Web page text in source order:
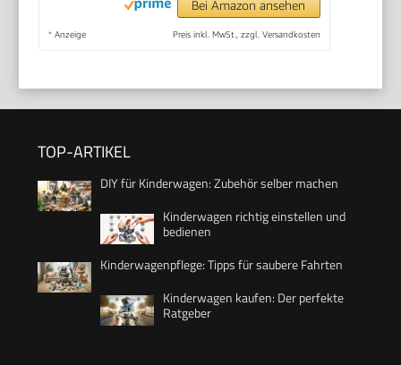
Bei Amazon ansehen
* Anzeige Preis inkl. MwSt., zzgl. Versandkosten
TOP-ARTIKEL
DIY für Kinderwagen: Zubehör selber machen
Kinderwagen richtig einstellen und
bedienen
Kinderwagenpflege: Tipps für saubere Fahrten
Kinderwagen kaufen: Der perfekte
Ratgeber